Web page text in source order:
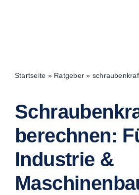
Startseite » Ratgeber »
berechnen:
Industrie &